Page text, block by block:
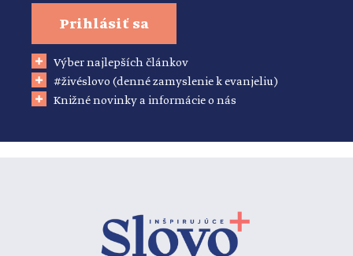
Prihlásiť sa
Výber najlepších článkov
#živéslovo (denné zamyslenie k evanjeliu)
Knižné novinky a informácie o nás